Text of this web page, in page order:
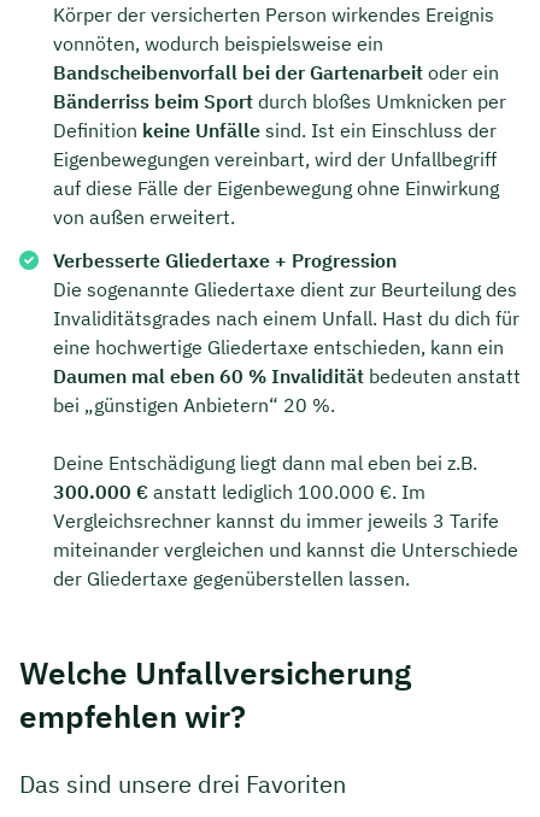
Körper der versicherten Person wirkendes Ereignis
vonnöten, wodurch beispielsweise ein
Bandscheibenvorfall bei der Gartenarbeit oder ein
Bänderriss beim Sport durch bloßes Umknicken per
Definition keine Unfälle sind. Ist ein Einschluss der
Eigenbewegungen vereinbart, wird der Unfallbegriff
auf diese Fälle der Eigenbewegung ohne Einwirkung
von außen erweitert.
Verbesserte Gliedertaxe + Progression
Die sogenannte Gliedertaxe dient zur Beurteilung des
Invaliditätsgrades nach einem Unfall. Hast du dich für
eine hochwertige Gliedertaxe entschieden, kann ein
Daumen mal eben 60 % Invalidität bedeuten anstatt
bei „günstigen Anbietern“ 20 %.
Deine Entschädigung liegt dann mal eben bei z.B.
300.000 € anstatt lediglich 100.000 €. Im
Vergleichsrechner kannst du immer jeweils 3 Tarife
miteinander vergleichen und kannst die Unterschiede
der Gliedertaxe gegenüberstellen lassen.
Welche Unfallversicherung
empfehlen wir?
Das sind unsere drei Favoriten